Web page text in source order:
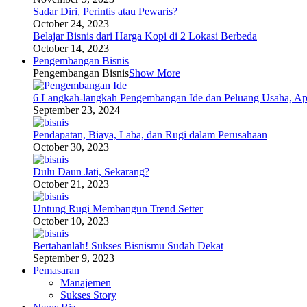
Sadar Diri, Perintis atau Pewaris?
October 24, 2023
Belajar Bisnis dari Harga Kopi di 2 Lokasi Berbeda
October 14, 2023
Pengembangan Bisnis
Pengembangan BisnisShow More
6 Langkah-langkah Pengembangan Ide dan Peluang Usaha,
September 23, 2024
Pendapatan, Biaya, Laba, dan Rugi dalam Perusahaan
October 30, 2023
Dulu Daun Jati, Sekarang?
October 21, 2023
Untung Rugi Membangun Trend Setter
October 10, 2023
Bertahanlah! Sukses Bisnismu Sudah Dekat
September 9, 2023
Pemasaran
Manajemen
Sukses Story